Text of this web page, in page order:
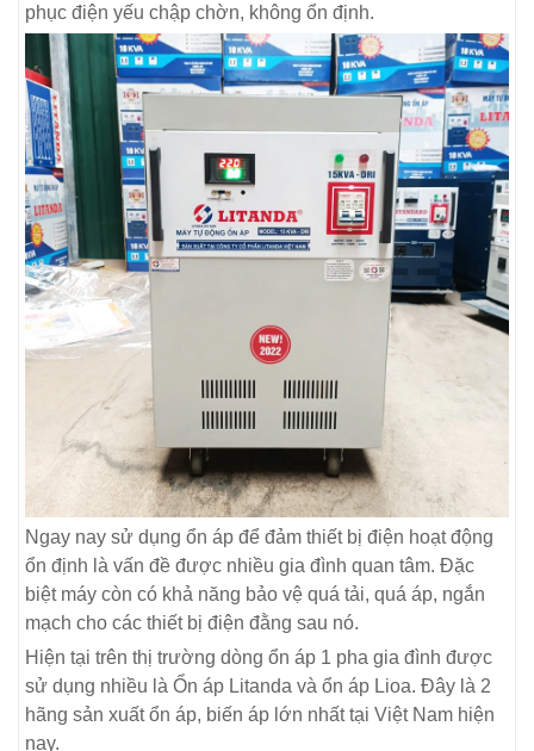
phục điện yếu chập chờn, không ổn định.
Ngay nay sử dụng ổn áp để đảm thiết bị điện hoạt động
ổn định là vấn đề được nhiều gia đình quan tâm. Đặc
biệt máy còn có khả năng bảo vệ quá tải, quá áp, ngắn
mạch cho các thiết bị điện đằng sau nó.
Hiện tại trên thị trường dòng ổn áp 1 pha gia đình được
sử dụng nhiều là Ổn áp Litanda và ổn áp Lioa. Đây là 2
hãng sản xuất ổn áp, biến áp lớn nhất tại Việt Nam hiện
nay.